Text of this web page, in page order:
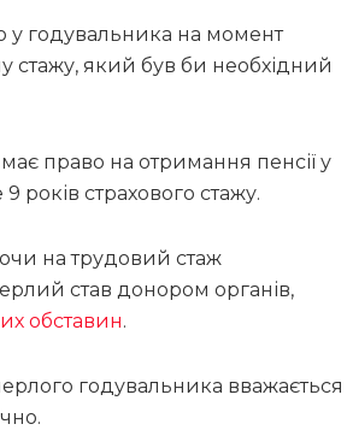
у годувальника на момент
стажу, який був би необхідний
право на отримання пенсії у
страхового стажу.
на трудовий стаж
став донором органів,
обставин.
годувальника вважається